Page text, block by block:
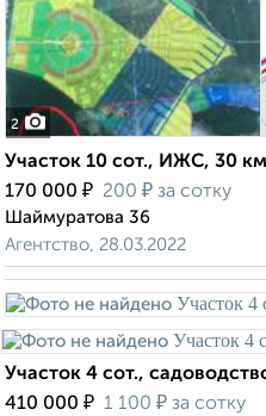
2
Участок 10 сот., ИЖС, 30
170 000 ₽ 200 ₽ за сотку
Шаймуратова 36
Агентство, 28.03.2022
Участок 4 сот.,
410 000 ₽ 1 100 ₽ за сотку